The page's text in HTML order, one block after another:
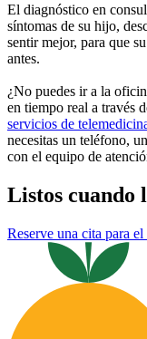
El diagnóstico en
síntomas de su hijo,
sentir mejor, para que
antes.
¿No puedes ir a la
en tiempo real a través
servicios de
necesitas un teléfono,
con el equipo de
Listos cuando
Reserve una cita para